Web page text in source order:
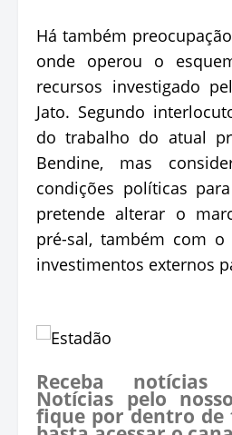
Há também
onde operou o
recursos investigado
Jato. Segundo
do trabalho do atual
Bendine, mas
condições políticas
pretende alterar o
pré-sal, também com
investimentos externos
Receba notícias
Notícias pelo
fique por dentro de